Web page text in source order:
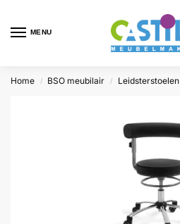
MENU
Home / BSO meubilair / Leidsterstoelen